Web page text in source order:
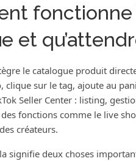
fonctionne
et
le catalogue produit
clique sur le tag, ajoute au
Seller Center : listing,
fonctions comme le live
créateurs.
signifie deux choses